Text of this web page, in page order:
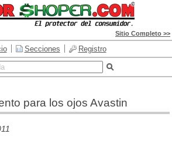
Sitio Completo >>
Secciones Registro
para los ojos Avastin